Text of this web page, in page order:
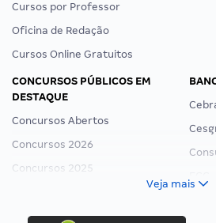
Cursos por Professor
Oficina de Redação
Cursos Online Gratuitos
CONCURSOS PÚBLICOS EM
DESTAQUE
Concursos Abertos
Concursos 2026
Concursos 2025
Concurso Ibama
Veja mais